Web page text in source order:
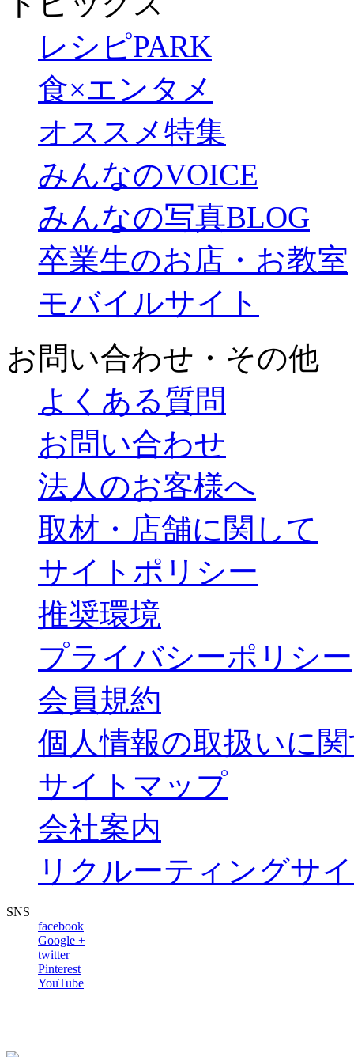
レシピPARK
食×エンタメ
オススメ特集
みんなのVOICE
みんなの写真BLOG
卒業生のお店・お教室
モバイルサイト
お問い合わせ・その他
よくある質問
お問い合わせ
法人のお客様へ
取材・店舗に関して
サイトポリシー
推奨環境
プライバシーポリシー
会員規約
個人情報の取扱いに
サイトマップ
会社案内
リクルーティングサ
SNS
facebook
Google +
twitter
Pinterest
YouTube